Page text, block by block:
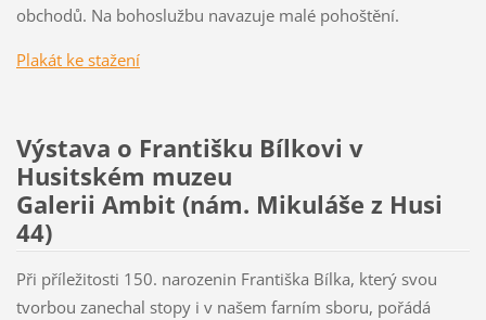
obchodů. Na bohoslužbu navazuje malé pohoštění.
Plakát ke stažení
Výstava o Františku Bílkovi v
Husitském muzeu
Galerii Ambit (nám. Mikuláše z Husi
44)
Při příležitosti 150. narozenin Františka Bílka, který svou
tvorbou zanechal stopy i v našem farním sboru, pořádá